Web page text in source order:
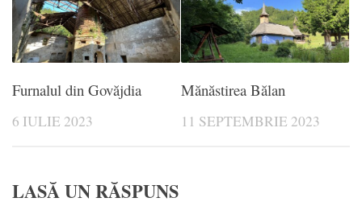
Furnalul din Govăjdia
6 IULIE 2023
Mănăstirea Bălan
11 SEPTEMBRIE 2023
LASĂ UN RĂSPUNS